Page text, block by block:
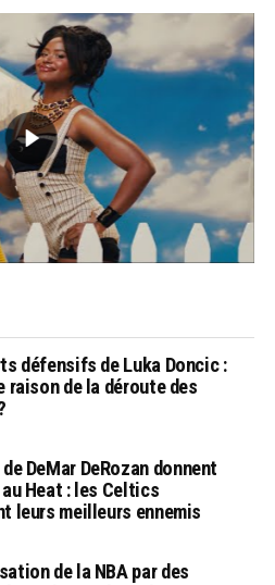
défensifs de Luka Doncic :
raison de la déroute des
DeMar DeRozan donnent
Heat : les Celtics
leurs meilleurs ennemis
de la NBA par des